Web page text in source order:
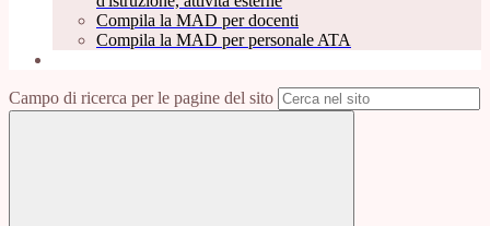
Compila la MAD per docenti
Compila la MAD per personale ATA
Campo di ricerca per le pagine del sito